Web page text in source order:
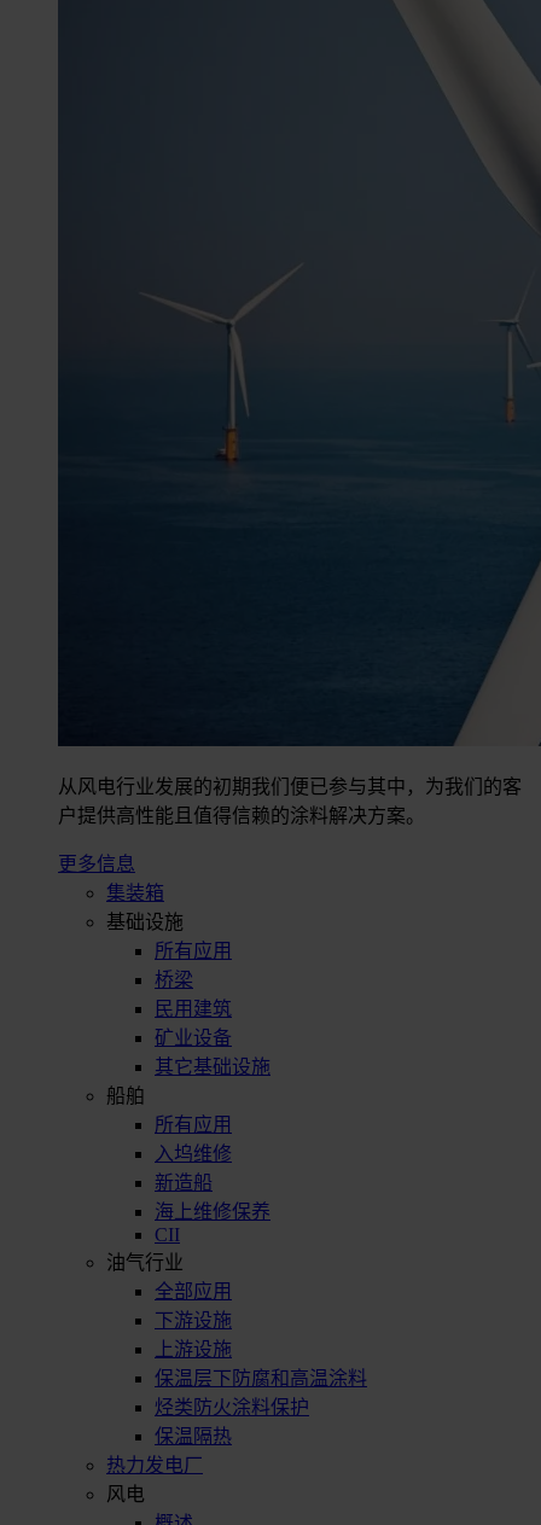
从风电行业发展的初期我们便已参与其中，为我们的客
户提供高性能且值得信赖的涂料解决方案。
更多信息
集装箱
基础设施
所有应用
桥梁
民用建筑
矿业设备
其它基础设施
船舶
所有应用
入坞维修
新造船
海上维修保养
CII
油气行业
全部应用
下游设施
上游设施
保温层下防腐和高温涂料
烃类防火涂料保护
保温隔热
热力发电厂
风电